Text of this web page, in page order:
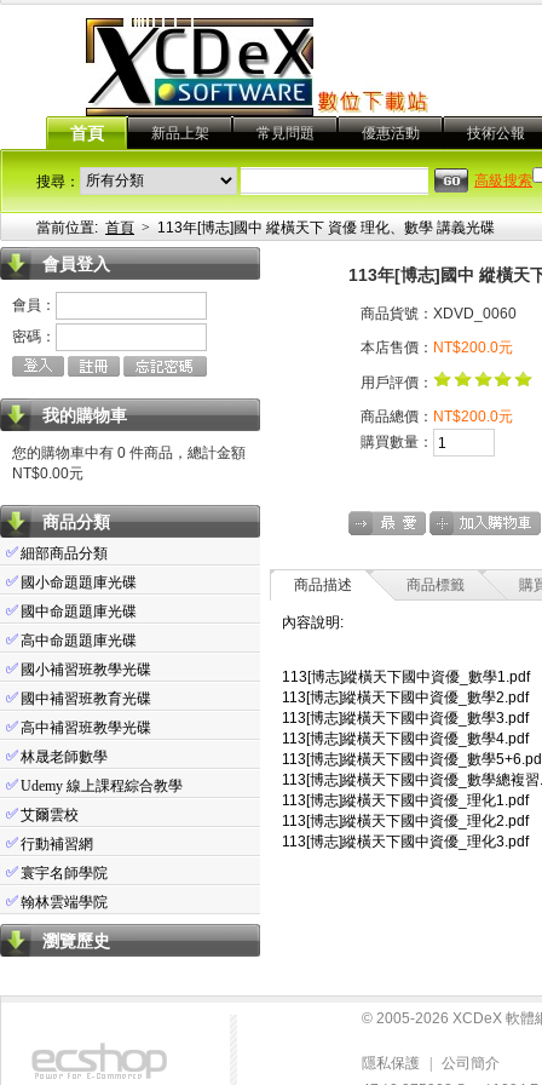
首頁 新品上架 常見問題 優惠活動 技術公報
搜尋： 高級搜索
當前位置: 首頁 > 113年[博志]國中 縱橫天下 資優 理化、數學 講義光碟
會員登入
會員：
密碼：
我的購物車
您的購物車中有 0 件商品，總計金額
NT$0.00元
商品分類
✅細部商品分類
✅ 國小命題題庫光碟
✅ 國中命題題庫光碟
✅高中命題題庫光碟
✅ 國小補習班教學光碟
✅ 國中補習班教育光碟
✅高中補習班教學光碟
✅林晟老師數學
✅Udemy 線上課程綜合教學
✅艾爾雲校
✅行動補習網
✅寰宇名師學院
✅翰林雲端學院
瀏覽歷史
113年[博志]國中 縱橫天
商品貨號：XDVD_0060
本店售價： NT$200.0元
用戶評價：
商品總價： NT$200.0元
購買數量：
商品描述 商品標籤 購
內容說明:
113[博志]縱橫天下國中資優_數學1.pdf
113[博志]縱橫天下國中資優_數學2.pdf
113[博志]縱橫天下國中資優_數學3.pdf
113[博志]縱橫天下國中資優_數學4.pdf
113[博志]縱橫天下國中資優_數學
113[博志]縱橫天下國中資優_數學總複
113[博志]縱橫天下國中資優_理化1.pdf
113[博志]縱橫天下國中資優_理化2.pdf
113[博志]縱橫天下國中資優_理化3.pdf
© 2005-2026 XCDeX 軟體
隱私保護
公司簡介